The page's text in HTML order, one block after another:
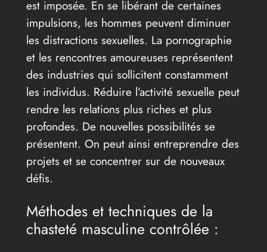
est imposée. En se libérant de certaines
impulsions, les hommes peuvent diminuer
les distractions sexuelles. La pornographie
et les rencontres amoureuses représentent
des industries qui sollicitent constamment
les individus. Réduire l’activité sexuelle peut
rendre les relations plus riches et plus
profondes. De nouvelles possibilités se
présentent. On peut ainsi entreprendre des
projets et se concentrer sur de nouveaux
défis.
Méthodes et techniques de la
chasteté masculine contrôlée :